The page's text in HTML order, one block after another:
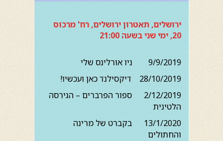
ירושלים, תאטרון ירושלים, רח' מרכוס
20, ימי שני בשעה 21:00
9/9/2019 ניו אורלינס שלי
28/10/2019 דיקסילנד כאן ועכשיו!
2/12/2019 ספור הפרברים – הגירסה
הלטינית
13/1/2020 בקברט של מרינה
והחתולים